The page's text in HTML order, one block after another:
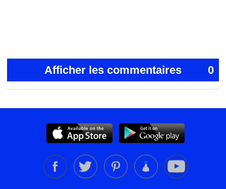
Afficher les commentaires 0